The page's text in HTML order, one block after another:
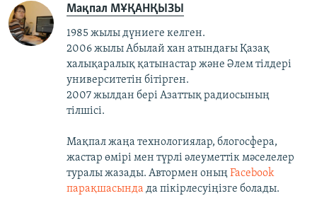
Мақпал МҰҚАНҚЫЗЫ
1985 жылы дүниеге келген.
2006 жылы Абылай хан атындағы Қазақ
халықаралық қатынастар және Әлем тілдері
университетін бітірген.
2007 жылдан бері Азаттық радиосының
тілшісі.
Мақпал жаңа технологиялар, блогосфера,
жастар өмірі мен түрлі әлеуметтік мәселелер
туралы жазады. Автормен оныңFacebook
парақшасында да пікірлесуіңізге болады.